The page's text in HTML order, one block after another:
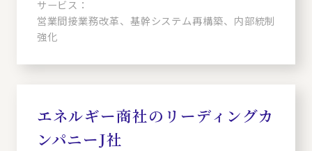
サービス：
営業間接業務改革、基幹システム再構築、内部統制
強化
エネルギー商社のリーディングカ
ンパニーJ社